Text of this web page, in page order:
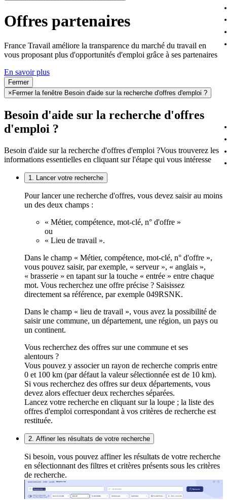
Offres partenaires
France Travail améliore la transparence du marché du travail en
vous proposant plus d'opportunités d'emploi grâce à ses partenaires
En savoir plus
Fermer
× Fermer la fenêtre Besoin d'aide sur la recherche d'offres d'emploi ?
Besoin d'aide sur la recherche d'offres
d'emploi ?
Besoin d'aide sur la recherche d'offres d'emploi ?Vous trouverez les
informations essentielles en cliquant sur l'étape qui vous intéresse
1. Lancer votre recherche
Pour lancer une recherche d'offres, vous devez saisir au moins
un des deux champs :
« Métier, compétence, mot-clé, n° d'offre »
ou
« Lieu de travail ».
Dans le champ « Métier, compétence, mot-clé, n° d'offre »,
vous pouvez saisir, par exemple, « serveur », « anglais »,
« brasserie » en tapant sur la touche « entrée » entre chaque
mot. Vous recherchez une offre précise ? Saisissez
directement sa référence, par exemple 049RSNK.
Dans le champ « lieu de travail », vous avez la possibilité de
saisir une commune, un département, une région, un pays ou
un continent.
Vous recherchez des offres sur une commune et ses
alentours ?
Vous pouvez y associer un rayon de recherche compris entre
0 et 100 km (par défaut la valeur sélectionnée est de 10 km).
Si vous recherchez des offres sur deux départements, vous
devez alors effectuer deux recherches séparées.
Lancez votre recherche en cliquant sur la loupe ; la liste des
offres d'emploi correspondant à vos critères de recherche est
restituée.
2. Affiner les résultats de votre recherche
Si besoin, vous pouvez affiner les résultats de votre recherche
en sélectionnant des filtres et critères présents sous les critères
de recherche.